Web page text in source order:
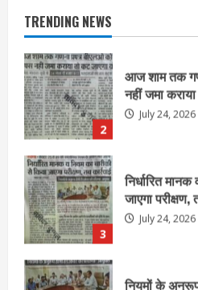
TRENDING NEWS
2
3
निर्धारित
जाएगा परीक्षण,
July 24, 2026
4
नियमों के अनुरूप
आयुक्त
July 24, 2026
हाई-रिस्क